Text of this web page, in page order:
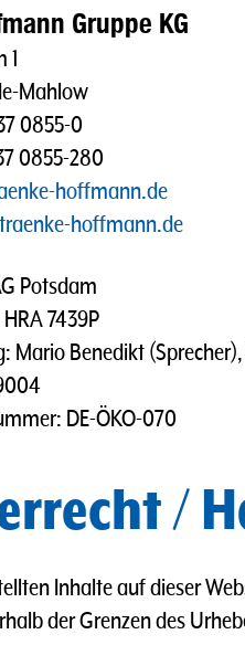
Gruppe KG
1
Mahlow
0855-0
0855-280
hoffmann.de
hoffmann.de
Potsdam
7439P
Mario Benedikt
DE-ÖKO-070
/
Inhalte auf dieser
der Grenzen des